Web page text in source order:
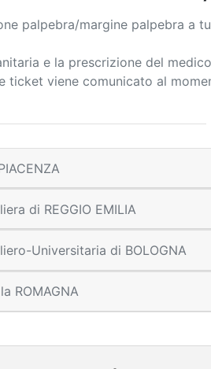
palpebra/margine palpebra a
e la prescrizione del
ticket viene comunicato al
di REGGIO EMILIA
Universitaria di BOLOGNA
ROMAGNA